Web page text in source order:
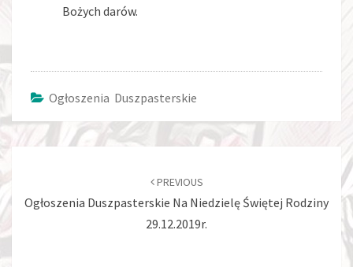
Bożych darów.
Ogłoszenia Duszpasterskie
PREVIOUS
Ogłoszenia Duszpasterskie Na Niedzielę Świętej Rodziny
29.12.2019r.